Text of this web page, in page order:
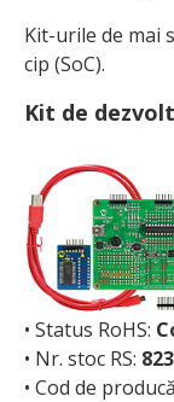
Kit-urile de mai
cip (SoC).
Kit de
• Status RoHS:
• Nr. stoc RS:
• Cod de